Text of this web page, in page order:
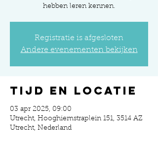
hebben leren kennen.
Registratie is afgesloten
Andere evenementen bekijken
Tijd en locatie
03 apr 2025, 09:00
Utrecht, Hooghiemstraplein 151, 3514 AZ
Utrecht, Nederland